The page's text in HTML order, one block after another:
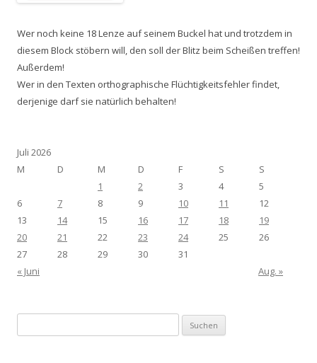
Wer noch keine 18 Lenze auf seinem Buckel hat und trotzdem in
diesem Block stöbern will, den soll der Blitz beim Scheißen treffen!
Außerdem!
Wer in den Texten orthographische Flüchtigkeitsfehler findet,
derjenige darf sie natürlich behalten!
Juli 2026
M
D M D F S
S
1
2 3 4
5
6
7 8 9 10 11
12
13
14 15 16 17 18
19
20
21 22 23 24 25
26
27
28 29 30
31
« Juni
Aug. »
nach: